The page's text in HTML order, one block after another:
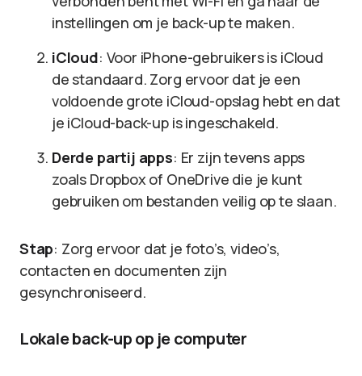
instellingen om je back-up te maken.
iCloud: Voor iPhone-gebruikers is iCloud
de standaard. Zorg ervoor dat je een
voldoende grote iCloud-opslag hebt en dat
je iCloud-back-up is ingeschakeld.
Derde partij apps: Er zijn tevens apps
zoals Dropbox of OneDrive die je kunt
gebruiken om bestanden veilig op te slaan.
Stap: Zorg ervoor dat je foto’s, video’s,
contacten en documenten zijn
gesynchroniseerd.
Lokale back-up op je computer